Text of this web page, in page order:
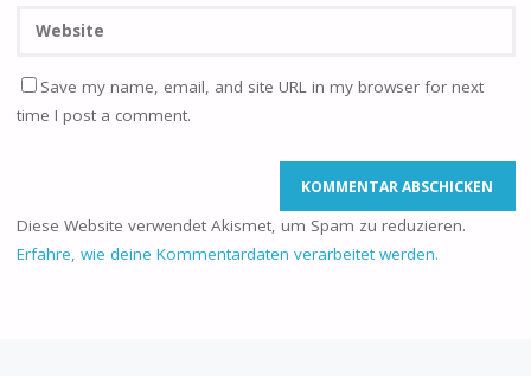
Save my name, email, and site URL in my browser for next
time I post a comment.
Diese Website verwendet Akismet, um Spam zu reduzieren.
Erfahre, wie deine Kommentardaten verarbeitet werden.